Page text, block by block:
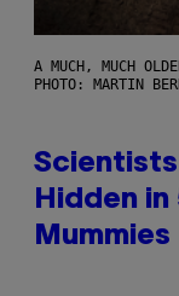
A MUCH, MUCH
PHOTO: MARTIN
Scientists
Hidden
Mummies